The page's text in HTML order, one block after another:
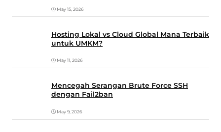
May 15, 2026
Hosting Lokal vs Cloud Global Mana Terbaik
untuk UMKM?
May 11, 2026
Mencegah Serangan Brute Force SSH
dengan Fail2ban
May 9, 2026